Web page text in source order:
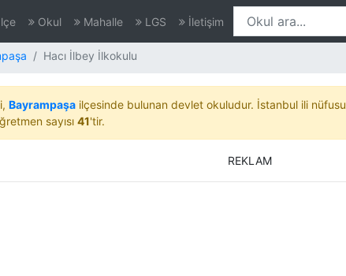
Okul Mahalle LGS İletişim
Hacı İlbey İlkokulu
Bayrampaşa ilçesinde bulunan devlet okuludur. İstanbul ili nüfusu
sayısı 41'tir.
REKLAM